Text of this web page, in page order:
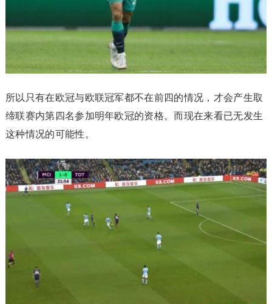
所以只有在欧冠与欧联冠军都不在前四的情况，才会产生取
缔联赛内第四名参加明年欧冠的资格。而现在来看已无发生
这种情况的可能性。